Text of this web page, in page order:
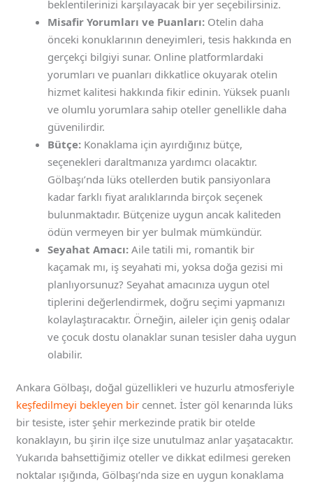
beklentilerinizi karşılayacak bir yer seçebilirsiniz.
Misafir Yorumları ve Puanları: Otelin daha
önceki konuklarının deneyimleri, tesis hakkında en
gerçekçi bilgiyi sunar. Online platformlardaki
yorumları ve puanları dikkatlice okuyarak otelin
hizmet kalitesi hakkında fikir edinin. Yüksek puanlı
ve olumlu yorumlara sahip oteller genellikle daha
güvenilirdir.
Bütçe: Konaklama için ayırdığınız bütçe,
seçenekleri daraltmanıza yardımcı olacaktır.
Gölbaşı’nda lüks otellerden butik pansiyonlara
kadar farklı fiyat aralıklarında birçok seçenek
bulunmaktadır. Bütçenize uygun ancak kaliteden
ödün vermeyen bir yer bulmak mümkündür.
Seyahat Amacı: Aile tatili mi, romantik bir
kaçamak mı, iş seyahati mi, yoksa doğa gezisi mi
planlıyorsunuz? Seyahat amacınıza uygun otel
tiplerini değerlendirmek, doğru seçimi yapmanızı
kolaylaştıracaktır. Örneğin, aileler için geniş odalar
ve çocuk dostu olanaklar sunan tesisler daha uygun
olabilir.
Ankara Gölbaşı, doğal güzellikleri ve huzurlu atmosferiyle
keşfedilmeyi bekleyen bir cennet. İster göl kenarında lüks
bir tesiste, ister şehir merkezinde pratik bir otelde
konaklayın, bu şirin ilçe size unutulmaz anlar yaşatacaktır.
Yukarıda bahsettiğimiz oteller ve dikkat edilmesi gereken
noktalar ışığında, Gölbaşı’nda size en uygun konaklama